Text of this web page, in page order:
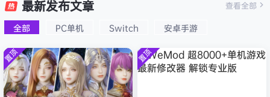
HYPERVISOR》免安装中文
版
Dark
Creed
拟机
线
6（Forza
Horizon
6）免安装
中文版
c
Heart》
文版
n Desert
HYPERVI
SOR）免
安装中文
版
Requiem
）免安装
中文版
e******i
欢迎Q*H 加入本站
8月6日
普洱 签到获取 39 点积分 8月6日
欢迎普洱 加入本站 8月6日
欢迎0**3 加入本站
最新发布文章
全部 PC单机 Switch 安卓手游
查看全部
置顶 置顶